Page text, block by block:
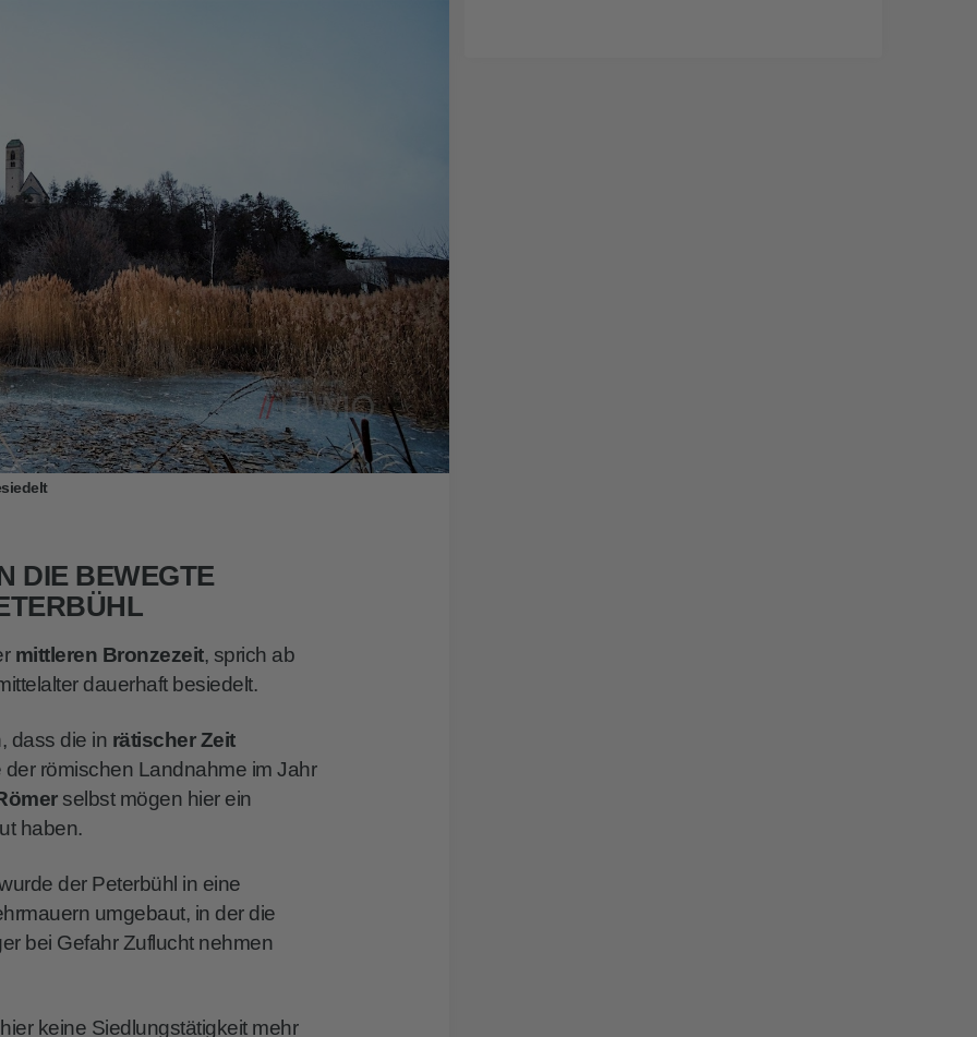
DIE BEWEGTE
mittleren Bronzezeit, sprich ab
dauerhaft besiedelt.
dass die in rätischer Zeit
römischen Landnahme im Jahr
selbst mögen hier ein
haben.
der Peterbühl in eine
umgebaut, in der die
bei Gefahr Zuflucht nehmen
keine Siedlungstätigkeit mehr